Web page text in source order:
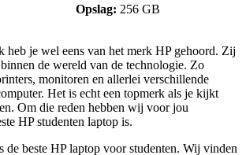
Opslag: 256 GB
heb je wel eens van het merk HP gehoord. Zij
de wereld van de technologie. Zo
monitoren en allerlei verschillende
Het is echt een topmerk als je kijkt
Om die reden hebben wij voor jou
HP studenten laptop is.
de beste HP laptop voor studenten. Wij vinden